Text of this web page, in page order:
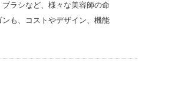
ラシなど、様々な美容師の命
も、コストやデザイン、機能